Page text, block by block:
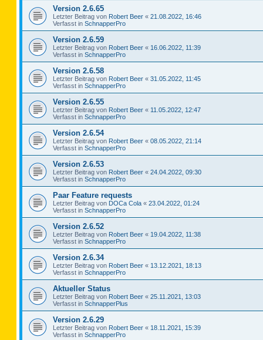
Version 2.6.65
Letzter Beitrag von Robert Beer « 21.08.2022, 16:46
Verfasst in SchnapperPro
Version 2.6.59
Letzter Beitrag von Robert Beer « 16.06.2022, 11:39
Verfasst in SchnapperPro
Version 2.6.58
Letzter Beitrag von Robert Beer « 31.05.2022, 11:45
Verfasst in SchnapperPro
Version 2.6.55
Letzter Beitrag von Robert Beer « 11.05.2022, 12:47
Verfasst in SchnapperPro
Version 2.6.54
Letzter Beitrag von Robert Beer « 08.05.2022, 21:14
Verfasst in SchnapperPro
Version 2.6.53
Letzter Beitrag von Robert Beer « 24.04.2022, 09:30
Verfasst in SchnapperPro
Paar Feature requests
Letzter Beitrag von DOCa Cola « 23.04.2022, 01:24
Verfasst in SchnapperPro
Version 2.6.52
Letzter Beitrag von Robert Beer « 19.04.2022, 11:38
Verfasst in SchnapperPro
Version 2.6.34
Letzter Beitrag von Robert Beer « 13.12.2021, 18:13
Verfasst in SchnapperPro
Aktueller Status
Letzter Beitrag von Robert Beer « 25.11.2021, 13:03
Verfasst in SchnapperPlus
Version 2.6.29
Letzter Beitrag von Robert Beer « 18.11.2021, 15:39
Verfasst in SchnapperPro